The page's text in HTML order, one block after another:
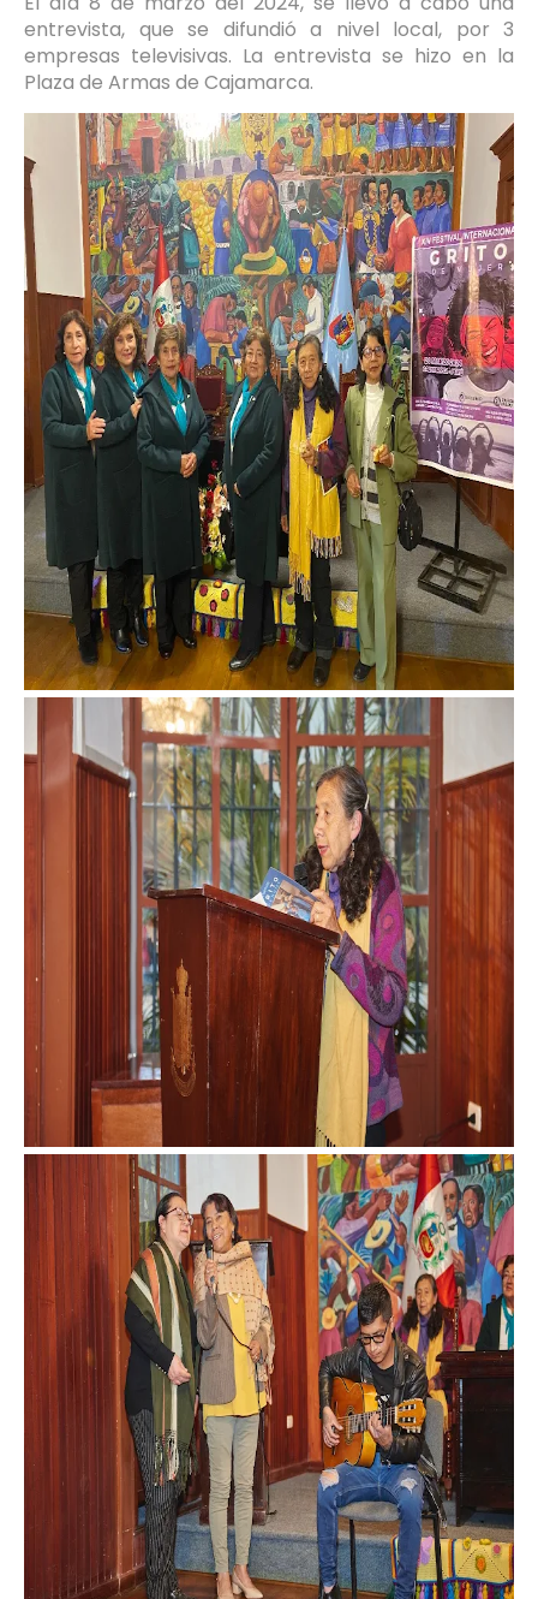
entrevista, que se difundió a nivel local, por 3
empresas televisivas. La entrevista se hizo en la
Plaza de Armas de Cajamarca.